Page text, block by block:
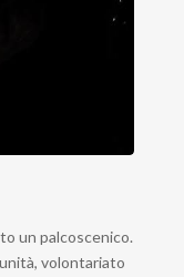
un palcoscenico.
volontariato